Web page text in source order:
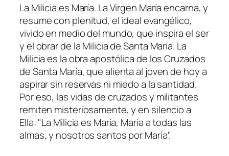
La Milicia es María. La Virgen María encarna, y
resume con plenitud, el ideal evangélico,
vivido en medio del mundo, que inspira el ser
y el obrar de la Milicia de Santa María. La
Milicia es la obra apostólica de los Cruzados
de Santa María, que alienta al joven de hoy a
aspirar sin reservas ni miedo a la santidad.
Por eso, las vidas de cruzados y militantes
remiten misteriosamente, y en silencio a
Ella: "La Milicia es María, María a todas las
almas, y nosotros santos por María".